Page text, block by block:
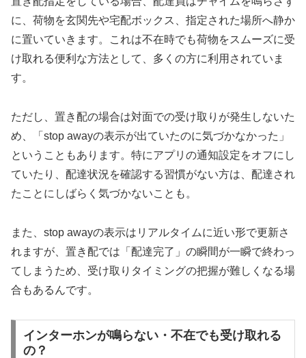
に、荷物を玄関先や宅配ボックス、指定された場所へ静か
に置いていきます。これは不在時でも荷物をスムーズに受
け取れる便利な方法として、多くの方に利用されていま
す。
ただし、置き配の場合は対面での受け取りが発生しないた
め、「stop awayの表示が出ていたのに気づかなかった」
ということもあります。特にアプリの通知設定をオフにし
ていたり、配達状況を確認する習慣がない方は、配達され
たことにしばらく気づかないことも。
また、stop awayの表示はリアルタイムに近い形で更新さ
れますが、置き配では「配達完了」の瞬間が一瞬で終わっ
てしまうため、受け取りタイミングの把握が難しくなる場
合もあるんです。
インターホンが鳴らない・不在でも受け取れる
の？